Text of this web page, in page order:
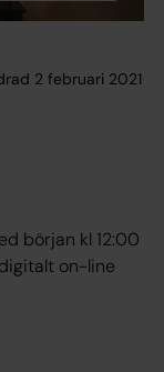
2 februari 2021
början kl 12:00
on-line